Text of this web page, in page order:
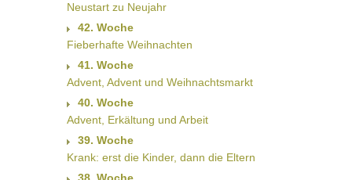
Neustart zu Neujahr
42. Woche
Fieberhafte Weihnachten
41. Woche
Advent, Advent und Weihnachtsmarkt
40. Woche
Advent, Erkältung und Arbeit
39. Woche
Krank: erst die Kinder, dann die Eltern